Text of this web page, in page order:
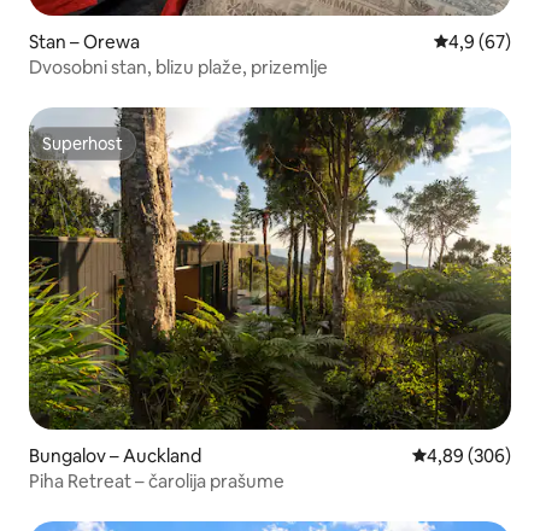
Stan – Orewa Prosječna
4,9 (67)
Dvosobni stan, blizu plaže, prizemlje
Superhost
Superhost
Bungalov – Auckland Prosječna
4,89 (306)
Piha Retreat – čarolija prašume